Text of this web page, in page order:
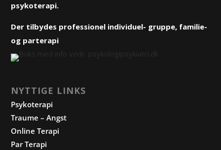
psykoterapi.
Der tilbydes professionel individuel- gruppe, familie-
og parterapi
NYTTIGE LINKS
Psykoterapi
Traume – Angst
Online Terapi
Par Terapi